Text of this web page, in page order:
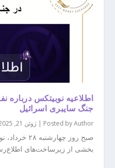
اطلاعیه‌ نوبیتکس درباره
جنگ سایبری اسرائیل
Posted byAuthor
|ژوئن 21, 2025
صبح روز
بخشی از زیرساخت‌های